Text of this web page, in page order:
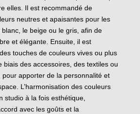
elles. Il est recommandé de
neutres et apaisantes pour les
le beige ou le gris, afin de
et élégante. Ensuite, il est
touches de couleurs vives ou plus
biais des accessoires, des textiles ou
pour apporter de la personnalité et
L’harmonisation des couleurs
studio à la fois esthétique,
avec les goûts et la